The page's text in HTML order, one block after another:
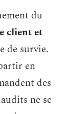
du
client et
de survie.
en
des
ne se